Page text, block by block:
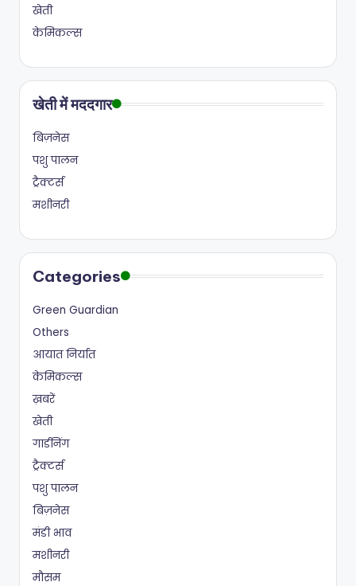
खेती
केमिकल्स
खेती में मददगार
बिज़नेस
पशु पालन
ट्रैक्टर्स
मशीनरी
Categories
Green Guardian
Others
आयात निर्यात
केमिकल्स
ख़बरें
खेती
गार्डनिंग
ट्रैक्टर्स
पशु पालन
बिज़नेस
मंडी भाव
मशीनरी
मौसम